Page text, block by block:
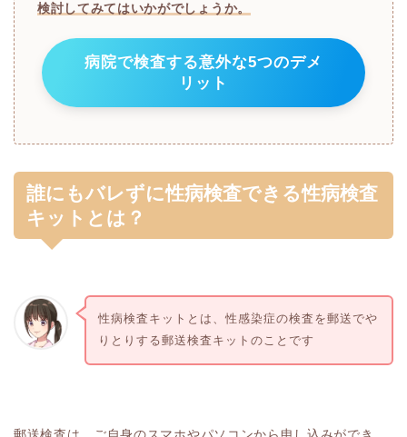
検討してみてはいかがでしょうか。
病院で検査する意外な5つのデメ
リット
誰にもバレずに性病検査できる性病検査
キットとは？
性病検査キットとは、性感染症の検査を郵送でや
りとりする郵送検査キットのことです